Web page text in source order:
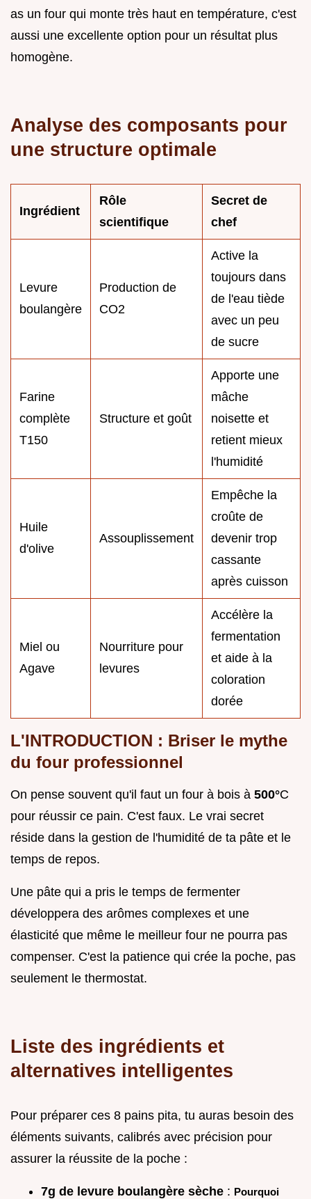
as un four qui monte très haut en température, c'est
aussi une excellente option pour un résultat plus
homogène.
Analyse des composants pour
une structure optimale
Ingrédient
Rôle
scientifique
Secret de
chef
Levure
boulangère
Production de
CO2
Active la
toujours dans
de l'eau tiède
avec un peu
de sucre
Farine
complète
T150
Structure et goût
Apporte une
mâche
noisette et
retient mieux
l'humidité
Huile
d'olive
Assouplissement
Empêche la
croûte de
devenir trop
cassante
après cuisson
Miel ou
Agave
Nourriture pour
levures
Accélère la
fermentation
et aide à la
coloration
dorée
L'INTRODUCTION : Briser le mythe
du four professionnel
On pense souvent qu'il faut un four à bois à 500°C
pour réussir ce pain. C'est faux. Le vrai secret
réside dans la gestion de l'humidité de ta pâte et le
temps de repos.
Une pâte qui a pris le temps de fermenter
développera des arômes complexes et une
élasticité que même le meilleur four ne pourra pas
compenser. C'est la patience qui crée la poche, pas
seulement le thermostat.
Liste des ingrédients et
alternatives intelligentes
Pour préparer ces 8 pains pita, tu auras besoin des
éléments suivants, calibrés avec précision pour
assurer la réussite de la poche :
7g de levure boulangère sèche : Pourquoi